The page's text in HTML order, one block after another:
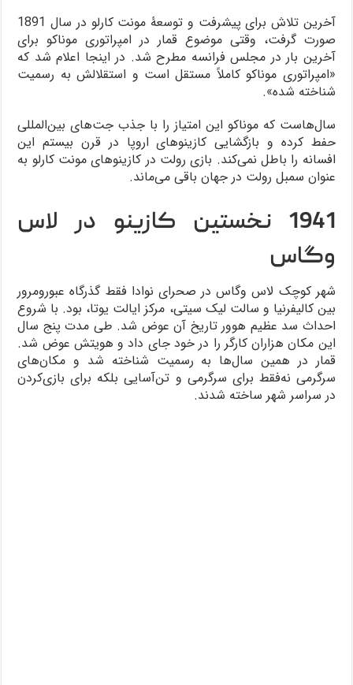
آخرین تلاش برای پیشرفت و توسعۀ مونت کارلو در سال 1891
صورت گرفت، وقتی موضوع قمار در امپراتوری موناکو برای
آخرین بار در مجلس فرانسه مطرح شد. در اینجا اعلام شد که
«امپراتوری موناکو کاملاً مستقل است و استقلالش به رسمیت
شناخته شده».
سال‌هاست که موناکو این امتیاز را با جذب جت‌های بین‌المللی
حفط کرده و بازگشایی کازینوهای اروپا در قرن بیستم این
افسانه را باطل نمی‌کند. بازی رولت در کازینوهای مونت کارلو به
عنوان سمبل رولت در جهان باقی می‌ماند.
1941 نخستین کازینو در لاس
وگاس
شهر کوچک لاس وگاس در صحرای نوادا فقط گذرگاه عبورومرور
بین کالیفرنیا و سالت لیک سیتی، مرکز ایالت یوتا، بود. با شروع
احداث سد عظیم هوور تاریخ آن عوض شد. طی مدت پنج سال
این مکان هزاران کارگر را در خود جای داد و هویتش عوض شد.
قمار در همین سال‌ها به رسمیت شناخته شد و مکان‌های
سرگرمی نه‌فقط برای سرگرمی و تن‌آسایی بلکه برای بازی‌کردن
در سراسر شهر ساخته شدند.